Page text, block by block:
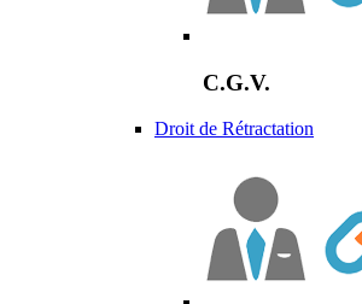
C.G.V.
Droit de Rétractation